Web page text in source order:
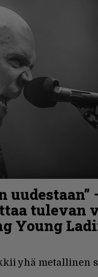
tulevan
Young
yhä metallinen